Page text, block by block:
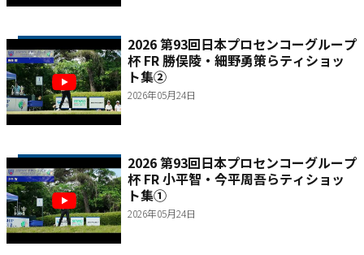
2026 第93回日本プロセンコーグループ
杯 FR 勝俣陵・細野勇策らティショッ
ト集②
2026年05月24日
2026 第93回日本プロセンコーグループ
杯 FR 小平智・今平周吾らティショッ
ト集①
2026年05月24日